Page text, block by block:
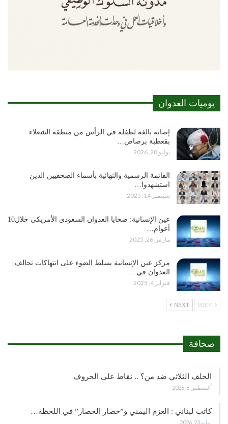
يوميات العدوان
إصابة بالغة لطفلة في الرأس من منطقة الشعلاء
بقعطبة برصاص…
يوليو 28, 2026
القائمة الرسمية والنهائية بأسماء الصحفيين الذين
استشهدوا…
سبتمبر 14, 2025
عين الإنسانية: ضحايا العدوان السعودي الأمريكي خلال10
أعوام…
مارس 26, 2025
مركز عين الإنسانية يسلط الضوء على انتهاكات تحالف
العدوان في…
فبراير 4, 2025
NEXT
صحافة
الحلف الثلاثي ضد من؟ .. نقاط على الحروف
أغسطس 8, 2026
كاتب لبناني : العزم اليمني و”حصار الحصار” في اللحظة…
يوليو 23, 2026